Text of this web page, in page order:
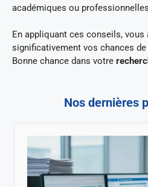
académiques ou
En appliquant ces conseils, vous
significativement vos chances
Bonne chance dans votre
Nos dernières